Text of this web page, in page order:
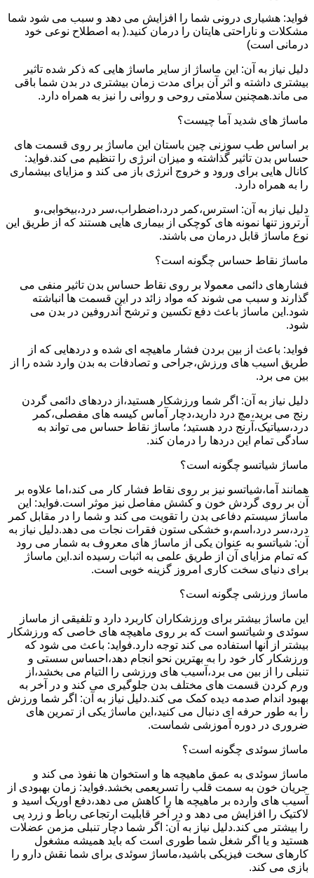
فواید: هشیاری درونی شما را افزایش می دهد و سبب می شود شما
مشکلات و ناراحتی هایتان را درمان کنید.( به اصطلاح نوعی خود
درمانی است)
دلیل نیاز به آن: این ماساژ از سایر ماساژ هایی که ذکر شده تاثیر
بیشتری داشته و اثر آن برای مدت زمان بیشتری در بدن شما باقی
می ماند.همچنین سلامتی روحی و روانی را نیز به همراه دارد.
ماساژ های شدید آما چیست؟
بر اساس طب سوزنی چین باستان این ماساژ بر روی قسمت های
حساس بدن تاثیر گذاشته و میزان انرژی را تنظیم می کند.فواید:
کانال هایی برای ورود و خروج انرژی باز می کند و مزایای بیشماری
را به همراه دارد.
دلیل نیاز به آن: استرس،کمر درد،اضطراب،سر درد،بیخوابی،و
آرتروز تنها نمونه های کوچکی از بیماری هایی هستند که از طریق این
نوع ماساژ قابل درمان می باشند.
ماساژ نقاط حساس چگونه است؟
فشارهای دائمی معمولا بر روی نقاط حساس بدن تاثیر منفی می
گذارند و سبب می شوند که مواد زائد در این قسمت ها انباشته
شود.این ماساژ باعث دفع تکسین و ترشح آندروفین در بدن می
شود.
فواید: باعث از بین بردن فشار ماهیچه ای شده و دردهایی که از
طریق اسیب های ورزش،جراحی و تصادفات به بدن وارد شده را از
بین می برد.
دلیل نیاز به آن: اگر شما ورزشکار هستید،از دردهای دائمی گردن
رنج می برید،مچ درد دارید،دچار آماس کیسه های مفصلی،کمر
درد،سیاتیک،آرنج درد هستید؛ ماساژ نقاط حساس می تواند به
سادگی تمام این دردها را درمان کند.
ماساژ شیاتسو چگونه است؟
همانند آما،شیاتسو نیز بر روی نقاط فشار کار می کند،اما علاوه بر
آن بر روی گردش خون و کشش مفاصل نیز موثر است.فواید: این
ماساژ سیستم دفاعی بدن را تقویت می کند و شما را در مقابل کمر
درد،سر درد،اسم،و خشکی ستون فقرات نجات می دهد.دلیل نیاز به
آن: شیاتسو به عنوان یکی از ماساژ های معروف به شمار می رود
که تمام مزایای آن از طریق علمی به اثبات رسیده اند.این ماساژ
برای دنیای سخت کاری امروز گزینه خوبی است.
ماساژ ورزشی چگونه است؟
این ماساژ بیشتر برای ورزشکاران کاربرد دارد و تلفیقی از ماساز
سوئدی و شیاتسو است که بر روی ماهیچه های خاصی که ورزشکار
بیشتر از آنها استفاده می کند توجه دارد.فواید: باعث می شود که
ورزشکار کار خود را به بهترین نحو انجام دهد،احساس سستی و
تنبلی را از بین می برد،آسیب های ورزشی را التیام می بخشد،از
ورم کردن قسمت های مختلف بدن جلوگیری می کند و در آخر به
بهبود اندام صدمه دیده کمک می کند.دلیل نیاز به آن: اگر شما ورزش
را به طور حرفه ای دنبال می کنید،این ماساژ یکی از تمرین های
ضروری در دوره آموزشی شماست.
ماساژ سوئدی چگونه است؟
ماساژ سوئدی به عمق ماهیچه ها و استخوان ها نفوذ می کند و
جریان خون به سمت قلب را تسریعمی بخشد.فواید: زمان بهبودی از
آسیب های وارده بر ماهیچه ها را کاهش می دهد،دفع اوریک اسید و
لاکتیک را افزایش می دهد و در آخر قابلیت ارتجاعی رباط و زرد پی
را بیشتر می کند.دلیل نیاز به آن: اگر شما دچار تنبلی مزمن عضلات
هستید و یا اگر شغل شما طوری است که باید همیشه مشغول
کارهای سخت فیزیکی باشید،ماساژ سوئدی برای شما نقش دارو را
بازی می کند.